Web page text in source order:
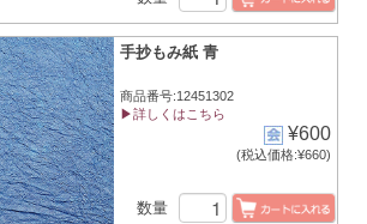
手抄もみ紙 青
商品番号:12451302
▶詳しくはこちら
¥600
(税込価格:¥660)
数量